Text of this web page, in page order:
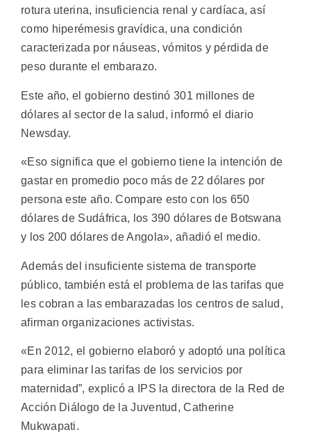
rotura uterina, insuficiencia renal y cardíaca, así
como hiperémesis gravídica, una condición
caracterizada por náuseas, vómitos y pérdida de
peso durante el embarazo.
Este año, el gobierno destinó 301 millones de
dólares al sector de la salud, informó el diario
Newsday.
«Eso significa que el gobierno tiene la intención de
gastar en promedio poco más de 22 dólares por
persona este año. Compare esto con los 650
dólares de Sudáfrica, los 390 dólares de Botswana
y los 200 dólares de Angola», añadió el medio.
Además del insuficiente sistema de transporte
público, también está el problema de las tarifas que
les cobran a las embarazadas los centros de salud,
afirman organizaciones activistas.
«En 2012, el gobierno elaboró y adoptó una política
para eliminar las tarifas de los servicios por
maternidad”, explicó a IPS la directora de la Red de
Acción Diálogo de la Juventud, Catherine
Mukwapati.